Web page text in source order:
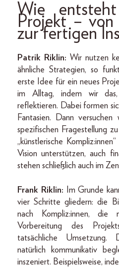
Wie
Projekt –
zur fertigen
Patrik Riklin: Wir nutzen
ähnliche Strategien, so
erste Idee für ein neues
im Alltag, indem wir das,
reflektieren. Dabei formen
Fantasien. Dann
spezifischen Fragestellung
„künstlerische
Vision unterstützen, auch
stehen schließlich auch im
Frank Riklin: Im Grunde
vier Schritte gliedern: die
nach Kompliz:innen, die
Vorbereitung des
tatsächliche Umsetzung.
natürlich kommunikativ
inszeniert. Beispielsweise,